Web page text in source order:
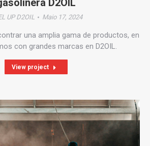
D2OIL
UP D2OIL Maio 17, 2024
una amplia gama de productos, en
con grandes marcas en D2OIL.
View project